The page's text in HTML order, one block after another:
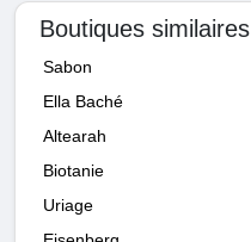
Boutiques similaires
Sabon
Ella Baché
Altearah
Biotanie
Uriage